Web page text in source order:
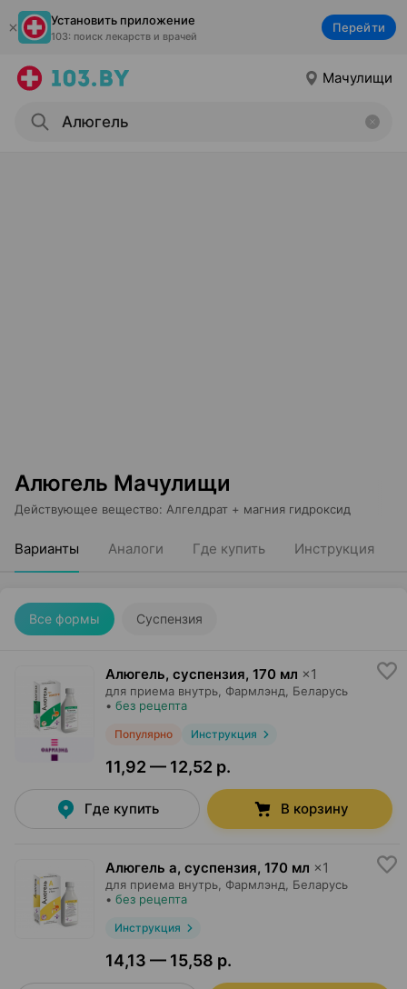
Установить приложение
103: поиск лекарств и врачей
Перейти
Мачулищи
Алюгель Мачулищи
Действующее вещество: Алгелдрат + магния гидроксид
Варианты Аналоги Где купить Инструкция
Все формы Суспензия
Алюгель, суспензия, 170 мл ×1
для приема внутрь, Фармлэнд , Беларусь
• без рецепта
Популярно Инструкция
11,92 — 12,52 р.
Где купить В корзину
Алюгель а, суспензия, 170 мл ×1
для приема внутрь, Фармлэнд , Беларусь
• без рецепта
Инструкция
14,13 — 15,58 р.